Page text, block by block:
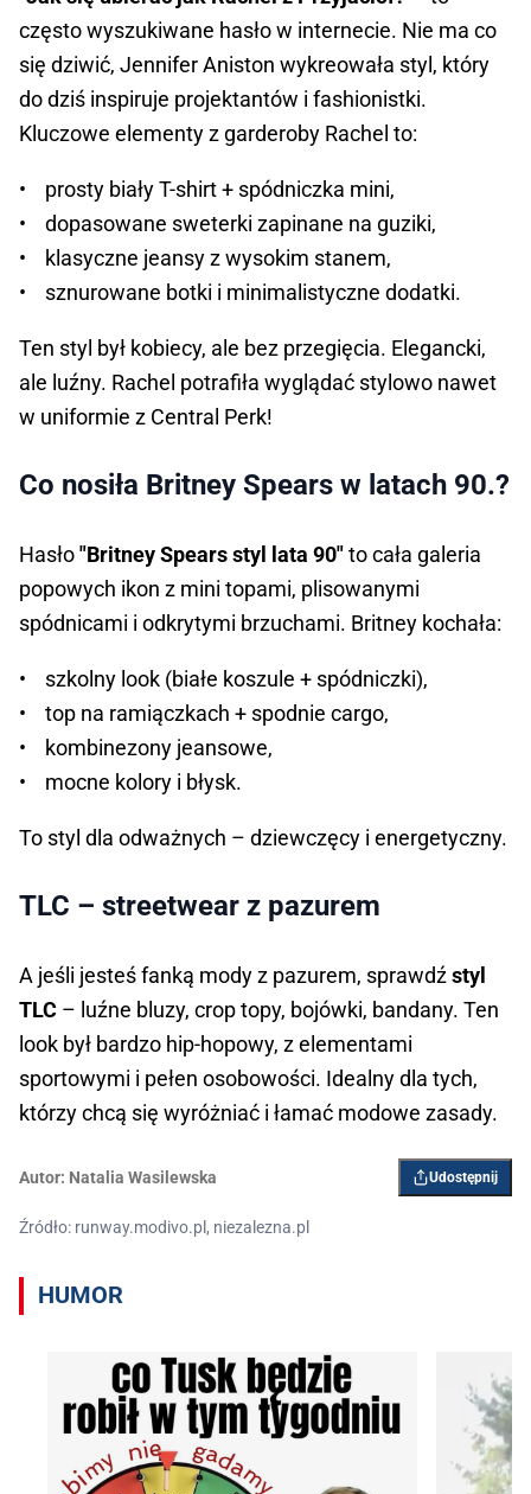
często wyszukiwane hasło w internecie. Nie ma co
się dziwić, Jennifer Aniston wykreowała styl, który
do dziś inspiruje projektantów i fashionistki.
Kluczowe elementy z garderoby Rachel to:
• prosty biały T-shirt + spódniczka mini,
• dopasowane sweterki zapinane na guziki,
• klasyczne jeansy z wysokim stanem,
• sznurowane botki i minimalistyczne dodatki.
Ten styl był kobiecy, ale bez przegięcia. Elegancki,
ale luźny. Rachel potrafiła wyglądać stylowo nawet
w uniformie z Central Perk!
Co nosiła Britney Spears w latach 90.?
Hasło"Britney Spears styl lata 90"to cała galeria
popowych ikon z mini topami, plisowanymi
spódnicami i odkrytymi brzuchami. Britney kochała:
• szkolny look (białe koszule + spódniczki),
• top na ramiączkach + spodnie cargo,
• kombinezony jeansowe,
• mocne kolory i błysk.
To styl dla odważnych – dziewczęcy i energetyczny.
TLC – streetwear z pazurem
A jeśli jesteś fanką mody z pazurem, sprawdźstyl
TLC – luźne bluzy, crop topy, bojówki, bandany. Ten
look był bardzo hip-hopowy, z elementami
sportowymi i pełen osobowości. Idealny dla tych,
którzy chcą się wyróżniać i łamać modowe zasady.
Autor: Natalia Wasilewska Udostępnij
Źródło: runway.modivo.pl, niezalezna.pl
HUMOR